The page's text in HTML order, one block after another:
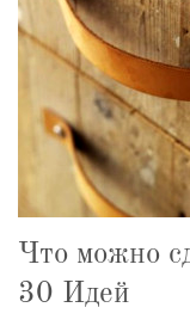
Что можно
30 Идей